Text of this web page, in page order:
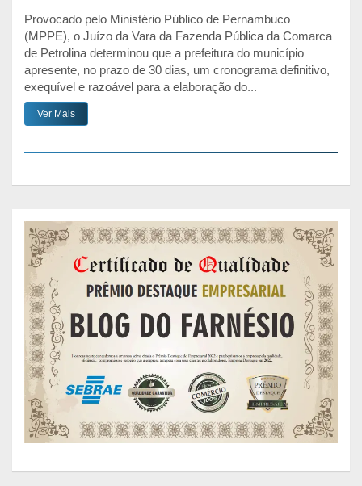
Provocado pelo Ministério Público de Pernambuco
(MPPE), o Juízo da Vara da Fazenda Pública da Comarca
de Petrolina determinou que a prefeitura do município
apresente, no prazo de 30 dias, um cronograma definitivo,
exequível e razoável para a elaboração do...
Ver Mais